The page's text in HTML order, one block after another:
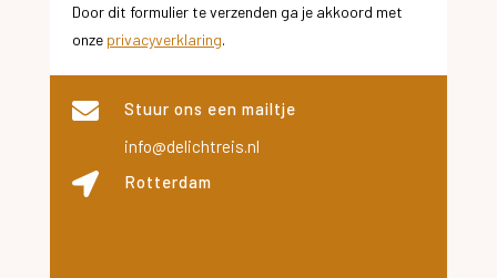
Door dit formulier te verzenden ga je akkoord met
onze privacyverklaring.

Stuur ons een mailtje
info@delichtreis.nl
 Rotterdam